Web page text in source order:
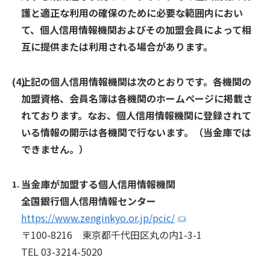
護と適正な利用の確保のために必要な範囲内におい
て、個人信用情報機関およびその加盟会員によって相
互に提供または利用される場合があります。
上記の個人信用情報機関は次のとおりです。各機関の
加盟資格、会員名簿は各機関のホームページに掲載さ
れております。なお、個人信用情報機関に登録されて
いる情報の開示は各機関で行ないます。（当金庫では
できません。）
当金庫が加盟する個人信用情報機関
全国銀行個人信用情報センター
https://www.zenginkyo.or.jp/pcic/
〒100-8216 東京都千代田区丸の内1-3-1
TEL 03-3214-5020